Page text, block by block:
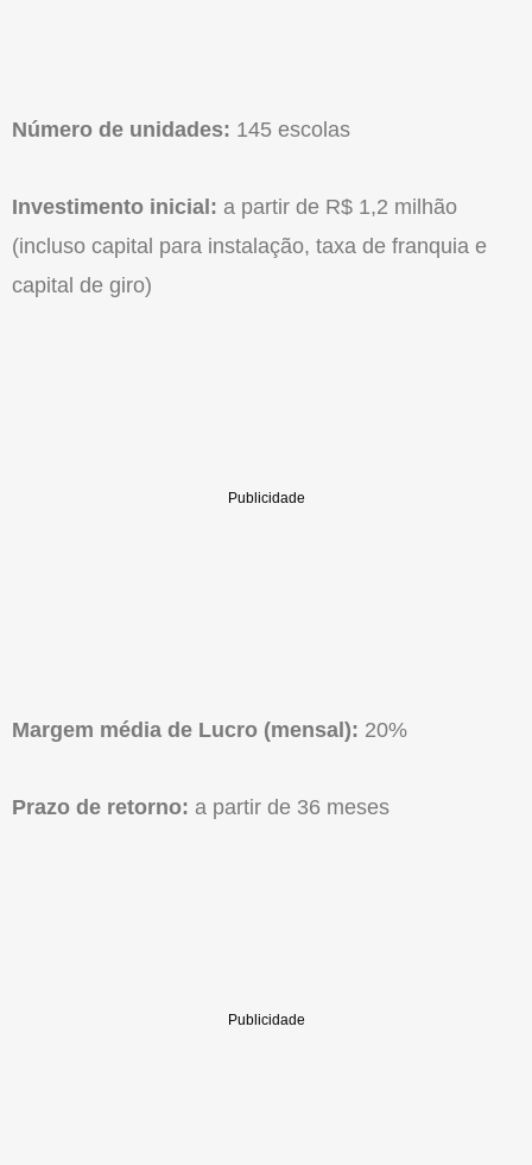
Número de unidades: 145 escolas
Investimento inicial: a partir de R$ 1,2 milhão
(incluso capital para instalação, taxa de franquia e
capital de giro)
Margem média de Lucro (mensal): 20%
Prazo de retorno: a partir de 36 meses